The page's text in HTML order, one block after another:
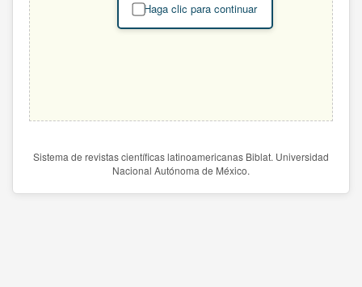
Haga clic para continuar
Sistema de revistas científicas latinoamericanas Biblat. Universidad
Nacional Autónoma de México.